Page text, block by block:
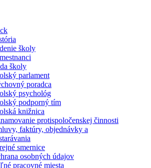
školy
školy
parlament
poradca
psychológ
podporný tím
knižnica
protispoločenskej činnosti
faktúry, objednávky a
smernice
osobných údajov
pracovné miesta